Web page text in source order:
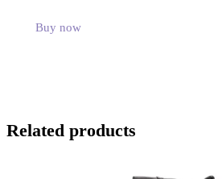
Buy now
Related products